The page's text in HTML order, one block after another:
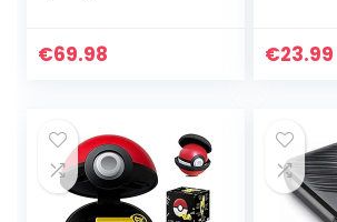
aansluiting op PC,
€69.98
zakelijke
hifi-
voor
en
€23.99